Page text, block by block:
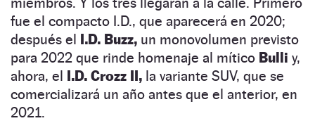
fue el compacto I.D., que aparecerá en 2020;
después el I.D. Buzz, un monovolumen previsto
para 2022 que rinde homenaje al mítico Bulli y,
ahora, el I.D. Crozz II, la variante SUV, que se
comercializará un año antes que el anterior, en
2021.